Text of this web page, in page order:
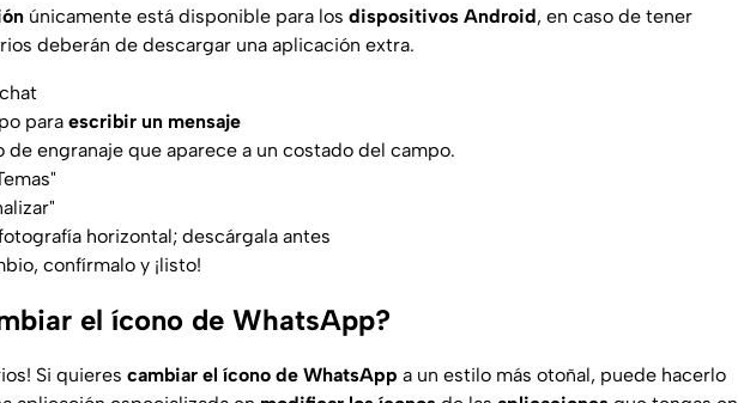
únicamente está disponible para los dispositivos Android, en caso de tener
deberán de descargar una aplicación extra.
para escribir un mensaje
de engranaje que aparece a un costado del campo.
horizontal; descárgala antes
confírmalo y ¡listo!
el ícono de WhatsApp?
Si quieres cambiar el ícono de WhatsApp a un estilo más otoñal, puede hacerlo